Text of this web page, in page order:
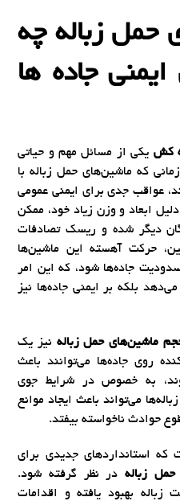
حمل زباله چه
ایمنی جاده ها
کش یکی از مسائل مهم و حیاتی
که ماشین‌های حمل زباله با
عواقب جدی برای ایمنی عمومی
ابعاد و وزن زیاد خود، ممکن
دیگر شده و ریسک تصادفات
حرکت آهسته این ماشین‌ها
جاده‌ها شود، که این امر
بلکه بر ایمنی جاده‌ها نیز
ماشین‌های حمل زباله نیز یک
روی جاده‌ها می‌توانند باعث
به خصوص در شرایط جوی
می‌تواند باعث ایجاد موانع
حوادث ناخواسته بیفتد.
که استانداردهای جدیدی برای
زبالهدر نظر گرفته شود.
زباله بهبود یافته و اقدامات